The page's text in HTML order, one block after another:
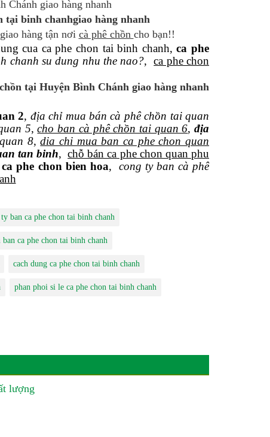
tại binh chanhgiao hàng nhanh
hàng tận nơi cà phê chồn cho bạn!!
cua ca phe chon tai binh chanh,ca phe
chanh su dung nhu the nao?,ca phe chon
tại Huyện Bình Chánh giao hàng nhanh
2, địa chỉ mua bán cà phê chồn tai quan
5,cho ban cà phê chồn tai quan 6,địa
8,dia chi mua ban ca phe chon quan
tan binh,chỗ bán ca phe chon quan phu
phe chon bien hoa,
cong ty ban cà phê
ban ca phe chon tai binh chanh
ban ca phe chon tai binh chanh
cach dung ca phe chon tai binh chanh
phan phoi si le ca phe chon tai binh chanh
lượng